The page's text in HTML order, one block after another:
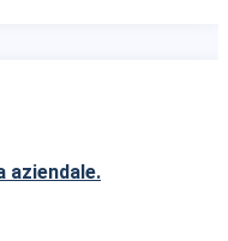
aziendale.